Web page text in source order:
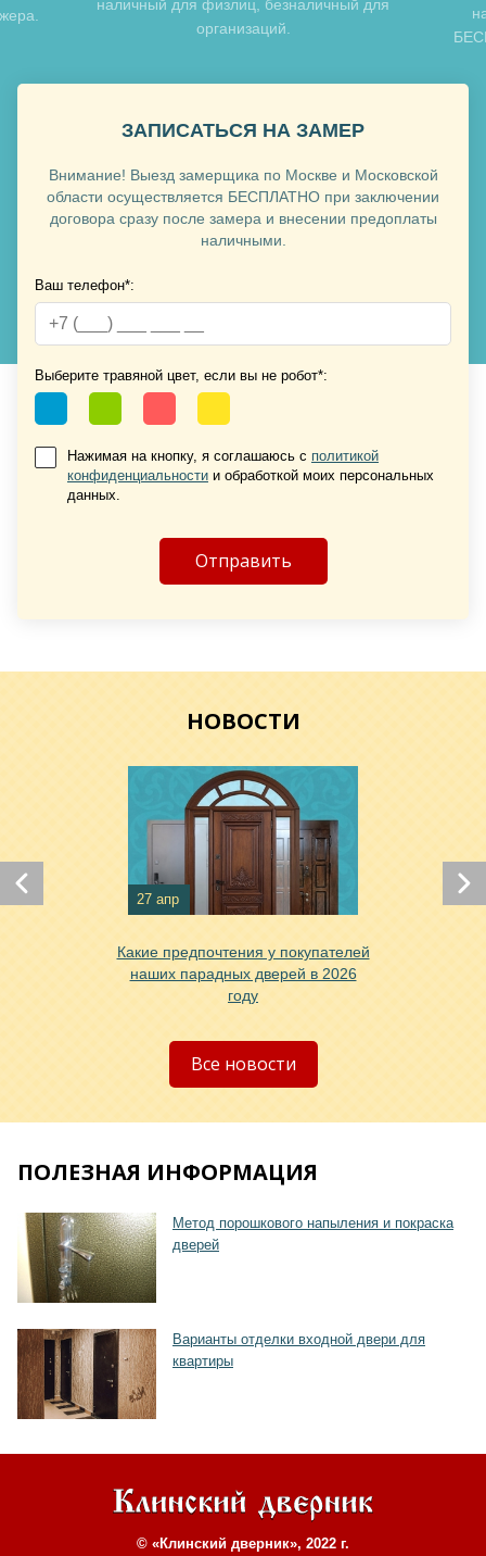
Хочу такую
Хочу такую
Хочу такую
наличный для физлиц, безналичный для
организаций.
ЗАПИСАТЬСЯ НА ЗАМЕР
Внимание! Выезд замерщика по Москве и Московской
области осуществляется БЕСПЛАТНО при заключении
договора сразу после замера и внесении предоплаты
наличными.
Ваш телефон*:
Выберите травяной цвет, если вы не робот*:
Нажимая на кнопку, я соглашаюсь с политикой
конфиденциальности и обработкой моих персональных
данных.
НОВОСТИ
27 апр
Какие предпочтения у покупателей
наших парадных дверей в 2026
году
Все новости
ПОЛЕЗНАЯ ИНФОРМАЦИЯ
Метод порошкового напыления и покраска
дверей
Варианты отделки входной двери для
квартиры
© «Клинский дверник», 2022 г.